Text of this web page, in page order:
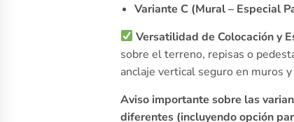
Variante C (Mural – Especial
Versatilidad de Colocación y
sobre el terreno, repisas o
anclaje vertical seguro en muros y
Aviso importante sobre las
diferentes (incluyendo opción